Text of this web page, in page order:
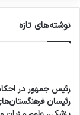
نوشته‌های تازه
رئیس جمهور در
رئیسان